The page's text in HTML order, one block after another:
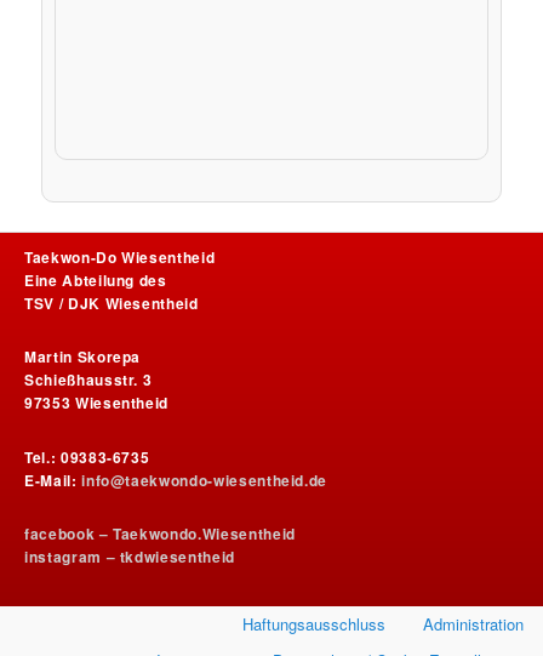
Taekwon-Do Wiesentheid
Eine Abteilung des
TSV / DJK Wiesentheid
Martin Skorepa
Schießhausstr. 3
97353 Wiesentheid
Tel.: 09383-6735
E-Mail:info@taekwondo-wiesentheid.de
facebook – Taekwondo.Wiesentheid
instagram – tkdwiesentheid
Administration
Haftungsausschluss